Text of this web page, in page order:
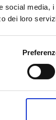
social media,
dei loro